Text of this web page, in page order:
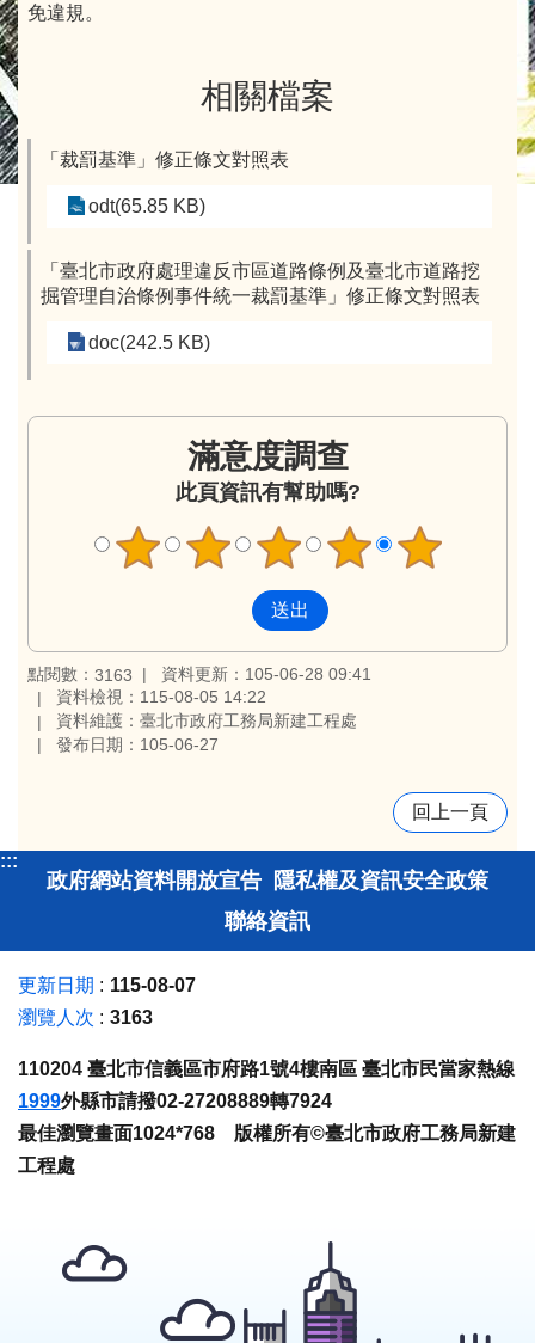
免違規。
相關檔案
「裁罰基準」修正條文對照表
odt(65.85 KB)
「臺北市政府處理違反市區道路條例及臺北市道路挖
掘管理自治條例事件統一裁罰基準」修正條文對照表
doc(242.5 KB)
滿意度調查
此頁資訊有幫助嗎?
點閱數： 3163
資料更新：105-06-28 09:41
資料檢視：115-08-05 14:22
資料維護：臺北市政府工務局新建工程處
發布日期：105-06-27
回上一頁
:::
政府網站資料開放宣告 隱私權及資訊安全政策
聯絡資訊
更新日期
115-08-07
瀏覽人次
3163
110204 臺北市信義區市府路1號4樓南區 臺北市民當家熱線
1999外縣市請撥02-27208889轉7924
最佳瀏覽畫面1024*768 版權所有©臺北市政府工務局新建
工程處